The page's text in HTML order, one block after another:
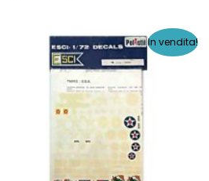
In vendita!